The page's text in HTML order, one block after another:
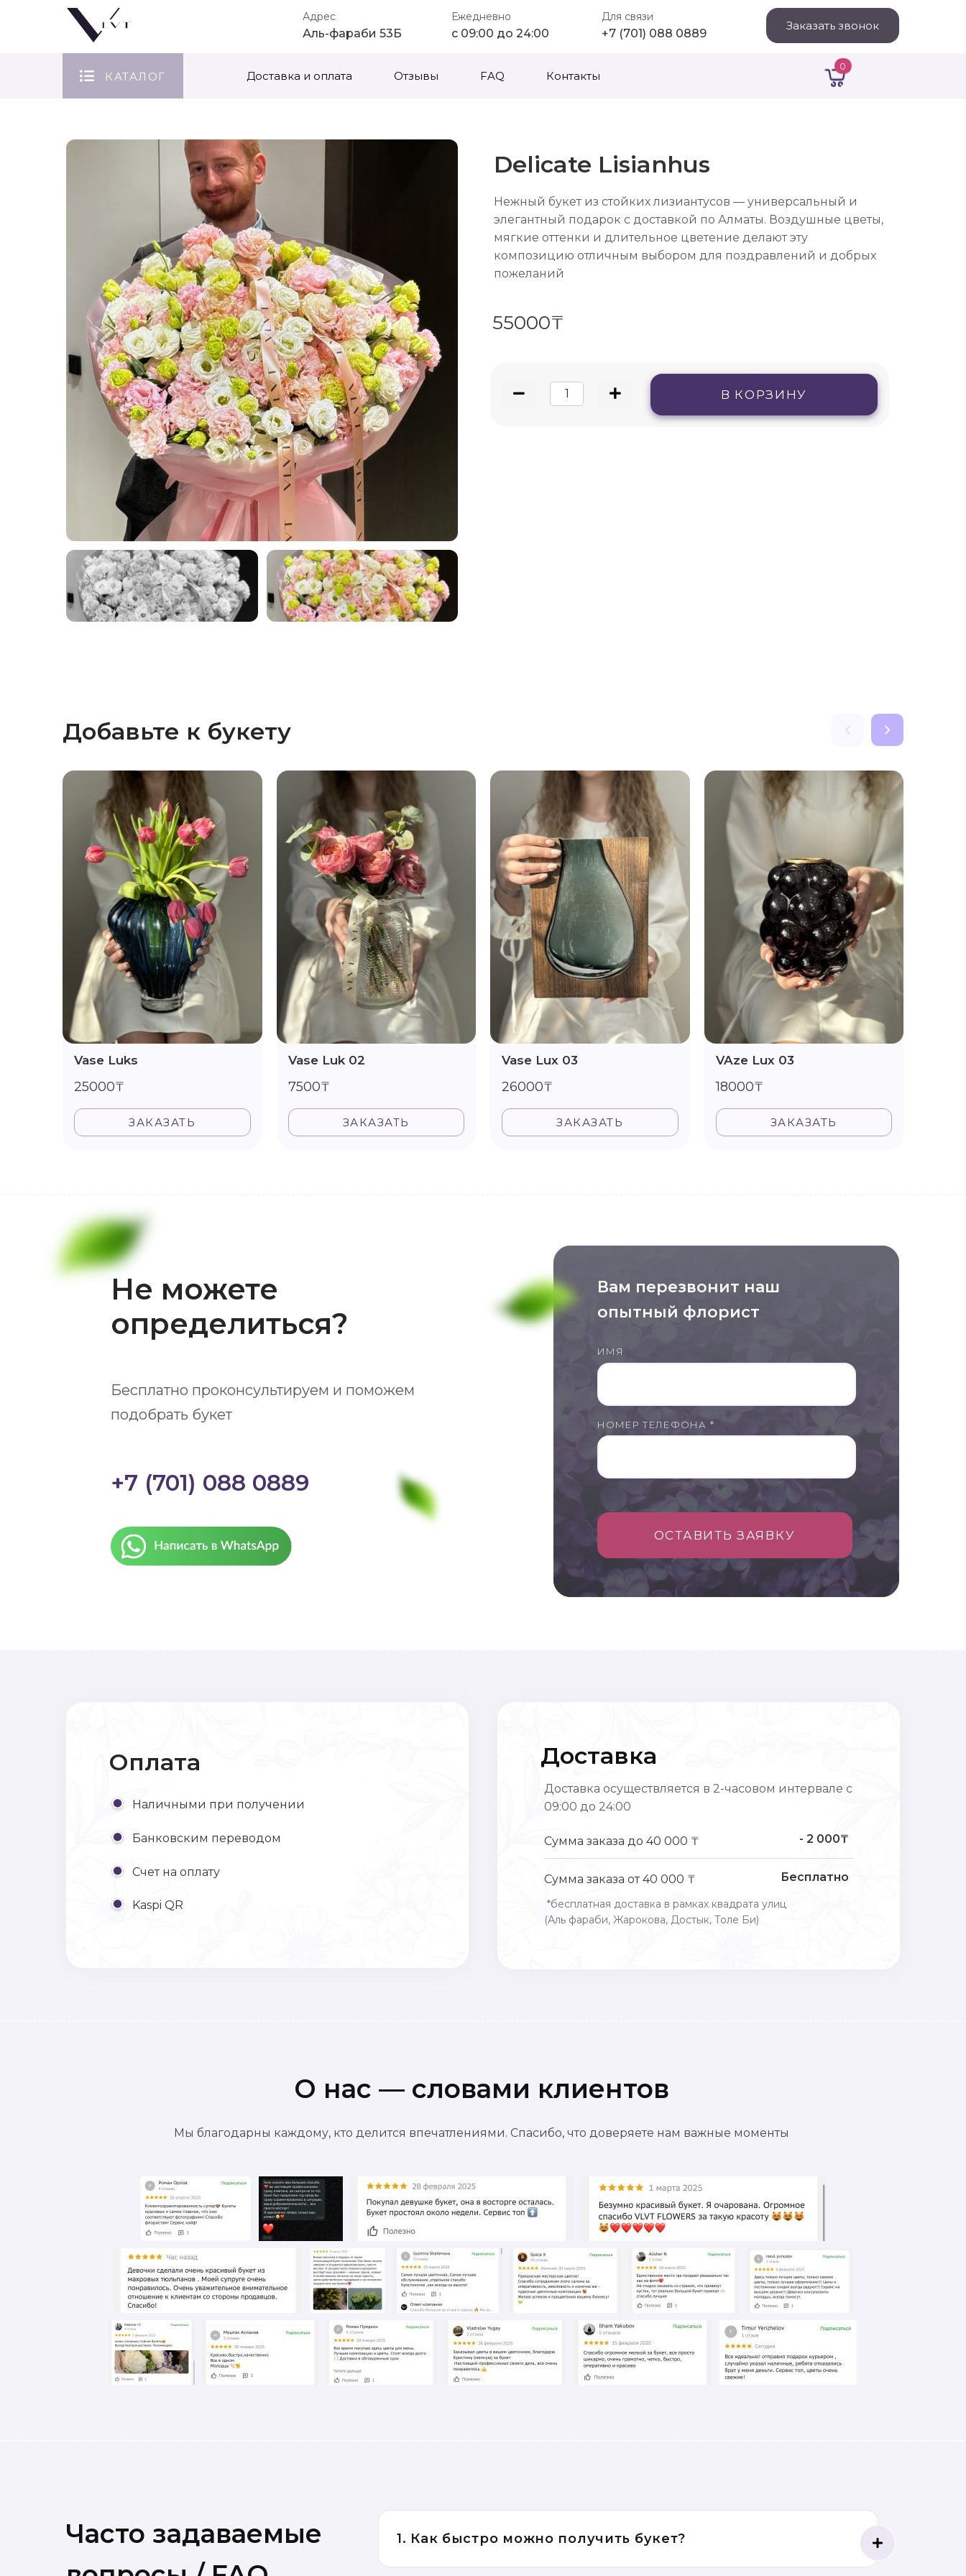
Адрес
Аль-фараби 53Б
Ежедневно
с 09:00 до 24:00
Для связи
+7 (701) 088 0889
Заказать звонок
КАТАЛОГ Доставка и оплата Отзывы FAQ Контакты
0
Delicate Lisianhus
Нежный букет из стойких лизиантусов — универсальный и
элегантный подарок с доставкой по Алматы. Воздушные цветы,
мягкие оттенки и длительное цветение делают эту
композицию отличным выбором для поздравлений и добрых
пожеланий
55000₸
В КОРЗИНУ
Добавьте к букету
Vase Luks
25000₸
ЗАКАЗАТЬ
Vase Luk 02
7500₸
ЗАКАЗАТЬ
Vase Lux 03
26000₸
ЗАКАЗАТЬ
VAze Lux 03
18000₸
ЗАКАЗАТЬ
Не можете
определиться?
Бесплатно проконсультируем и поможем
подобрать букет
+7 (701) 088 0889
Вам перезвонит наш
опытный флорист
ИМЯ
НОМЕР ТЕЛЕФОНА *
ОСТАВИТЬ ЗАЯВКУ
Оплата
Наличными при получении
Банковским переводом
Счет на оплату
Kaspi QR
Доставка
Доставка осуществляется в 2-часовом интервале с
09:00 до 24:00
Сумма заказа до 40 000 ₸ - 2 000₸
Сумма заказа от 40 000 ₸ Бесплатно
*бесплатная доставка в рамках квадрата улиц
(Аль фараби, Жарокова, Достык, Толе Би)
О нас — словами клиентов
Мы благодарны каждому, кто делится впечатлениями. Спасибо, что доверяете нам важные моменты
Часто задаваемые
1. Как быстро можно получить букет?